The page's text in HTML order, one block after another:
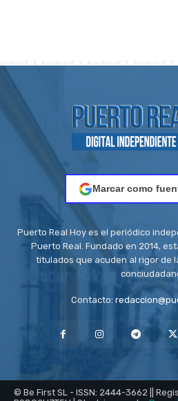
Marcar como
Puerto Real Hoy es el periódico
Puerto Real. Fundado en 2014,
titulados que acuden al rigor de
Contacto:
© Be First SL - ISSN: 2444-3662 ||